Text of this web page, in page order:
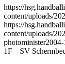
https://
content/uploads/
https://
content/uploads/
photominister2004-
1F – SV